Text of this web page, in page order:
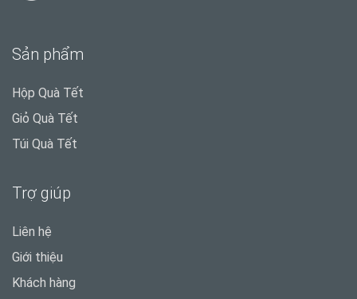
Sản phẩm
Hộp Quà Tết
Giỏ Quà Tết
Túi Quà Tết
Trợ giúp
Liên hệ
Giới thiệu
Khách hàng